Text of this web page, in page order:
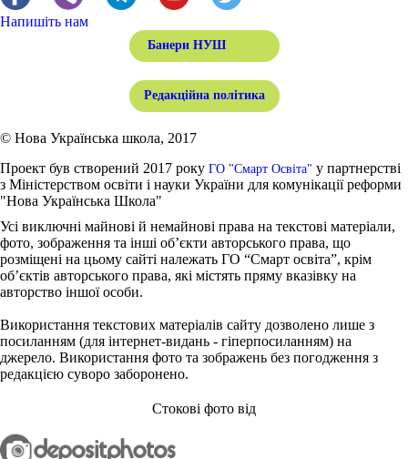
Напишіть нам
Банери НУШ
Редакційна політика
© Нова Українська школа, 2017
Проект був створений 2017 року ГО "Смарт Освіта" у партнерстві
з Міністерством освіти і науки України для комунікації реформи
"Нова Українська Школа"
Усі виключні майнові й немайнові права на текстові матеріали,
фото, зображення та інші об’єкти авторського права, що
розміщені на цьому сайті належать ГО “Смарт освіта”, крім
об’єктів авторського права, які містять пряму вказівку на
авторство іншої особи.
Використання текстових матеріалів сайту дозволено лише з
посиланням (для інтернет-видань - гіперпосиланням) на
джерело. Використання фото та зображень без погодження з
редакцією суворо заборонено.
Стокові фото від